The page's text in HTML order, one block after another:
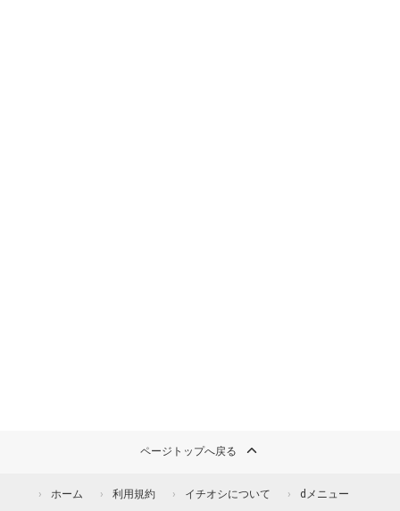
ページトップへ戻る
ホーム 利用規約 イチオシについて dメニュー